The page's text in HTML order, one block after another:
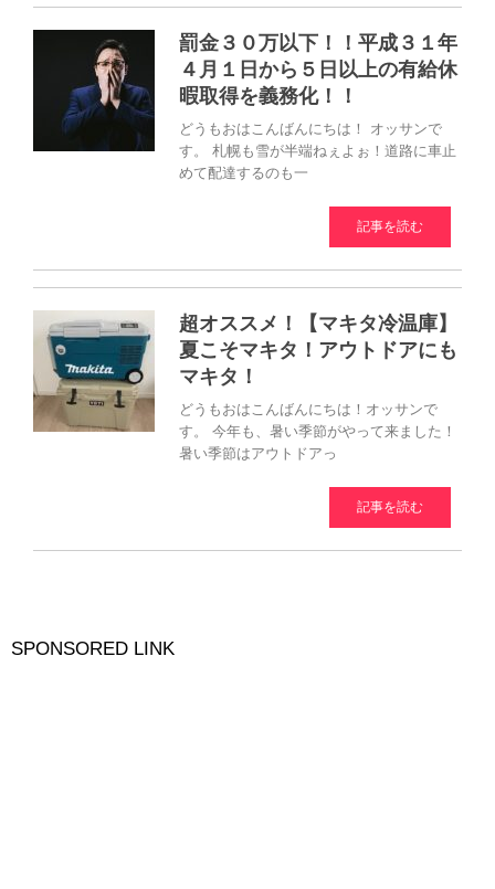
罰金３０万以下！！平成３１年
４月１日から５日以上の有給休
暇取得を義務化！！
どうもおはこんばんにちは！ オッサンで
す。 札幌も雪が半端ねぇよぉ！道路に車止
めて配達するのも一
記事を読む
超オススメ！【マキタ冷温庫】
夏こそマキタ！アウトドアにも
マキタ！
どうもおはこんばんにちは！オッサンで
す。 今年も、暑い季節がやって来ました！
暑い季節はアウトドアっ
記事を読む
SPONSORED LINK